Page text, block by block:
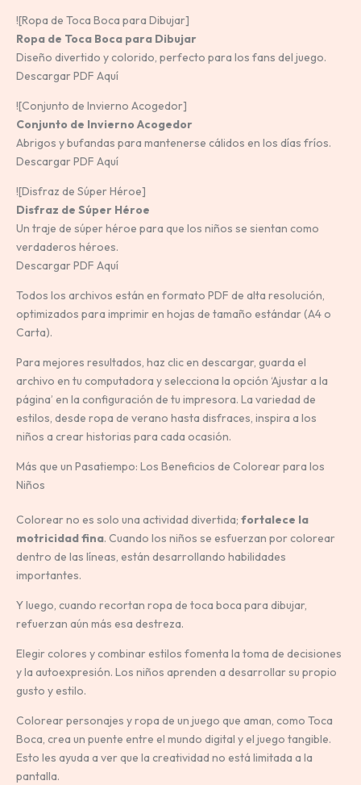
![Ropa de Toca Boca para Dibujar]
Ropa de Toca Boca para Dibujar
Diseño divertido y colorido, perfecto para los fans del juego.
Descargar PDF Aquí
![Conjunto de Invierno Acogedor]
Conjunto de Invierno Acogedor
Abrigos y bufandas para mantenerse cálidos en los días fríos.
Descargar PDF Aquí
![Disfraz de Súper Héroe]
Disfraz de Súper Héroe
Un traje de súper héroe para que los niños se sientan como
verdaderos héroes.
Descargar PDF Aquí
Todos los archivos están en formato PDF de alta resolución,
optimizados para imprimir en hojas de tamaño estándar (A4 o
Carta).
Para mejores resultados, haz clic en descargar, guarda el
archivo en tu computadora y selecciona la opción ‘Ajustar a la
página’ en la configuración de tu impresora. La variedad de
estilos, desde ropa de verano hasta disfraces, inspira a los
niños a crear historias para cada ocasión.
Más que un Pasatiempo: Los Beneficios de Colorear para los
Niños
Colorear no es solo una actividad divertida; fortalece la
motricidad fina. Cuando los niños se esfuerzan por colorear
dentro de las líneas, están desarrollando habilidades
importantes.
Y luego, cuando recortan ropa de toca boca para dibujar,
refuerzan aún más esa destreza.
Elegir colores y combinar estilos fomenta la toma de decisiones
y la autoexpresión. Los niños aprenden a desarrollar su propio
gusto y estilo.
Colorear personajes y ropa de un juego que aman, como Toca
Boca, crea un puente entre el mundo digital y el juego tangible.
Esto les ayuda a ver que la creatividad no está limitada a la
pantalla.